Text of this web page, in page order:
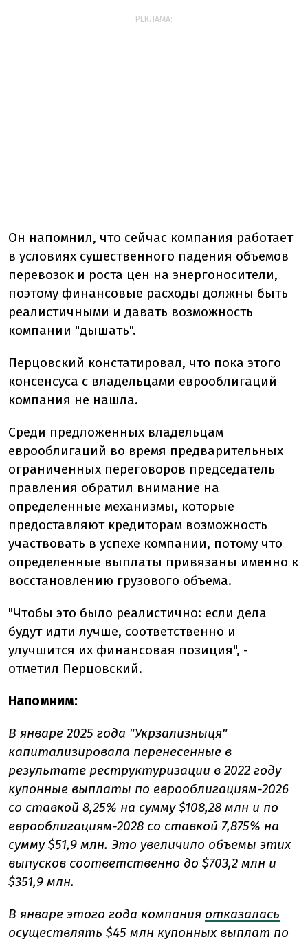
РЕКЛАМА:
Он напомнил, что сейчас компания работает
в условиях существенного падения объемов
перевозок и роста цен на энергоносители,
поэтому финансовые расходы должны быть
реалистичными и давать возможность
компании "дышать".
Перцовский констатировал, что пока этого
консенсуса с владельцами еврооблигаций
компания не нашла.
Среди предложенных владельцам
еврооблигаций во время предварительных
ограниченных переговоров председатель
правления обратил внимание на
определенные механизмы, которые
предоставляют кредиторам возможность
участвовать в успехе компании, потому что
определенные выплаты привязаны именно к
восстановлению грузового объема.
"Чтобы это было реалистично: если дела
будут идти лучше, соответственно и
улучшится их финансовая позиция", -
отметил Перцовский.
Напомним:
В январе 2025 года "Укрзализныця"
капитализировала перенесенные в
результате реструктуризации в 2022 году
купонные выплаты по еврооблигациям-2026
со ставкой 8,25% на сумму $108,28 млн и по
еврооблигациям-2028 со ставкой 7,875% на
сумму $51,9 млн. Это увеличило объемы этих
выпусков соответственно до $703,2 млн и
$351,9 млн.
В январе этого года компания отказалась
осуществлять $45 млн купонных выплат по